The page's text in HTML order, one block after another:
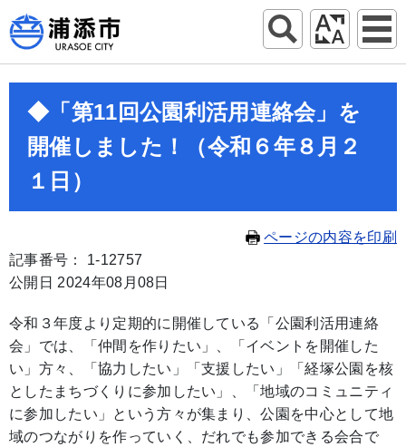
◆「第11回公園利活用連絡会」を
開催しました！（令和６年８月２
１日）
ページの内容を印刷
記事番号： 1-12757
公開日 2024年08月08日
令和３年度より定期的に開催している「公園利活用連絡
会」では、「仲間を作りたい」、「イベントを開催した
い」方々、「協力したい」「支援したい」「経塚公園を核
としたまちづくりに参加したい」、「地域のコミュニティ
に参加したい」という方々が集まり、公園を中心として地
域のつながりを作っていく、だれでも参加できる会合で